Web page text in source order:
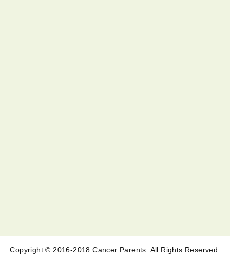
Copyright © 2016-2018 Cancer Parents. All Rights Reserved.